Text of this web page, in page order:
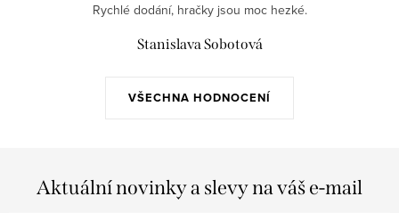
VŠECHNA HODNOCENÍ
Rychlé dodání, hračky jsou moc hezké.
Stanislava Sobotová
Aktuální novinky a slevy na váš e-mail